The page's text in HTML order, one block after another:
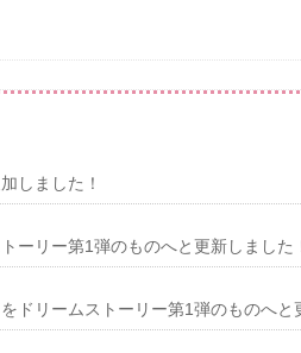
しました！
ーリー第1弾のものへと更新しました
ドリームストーリー第1弾のものへと